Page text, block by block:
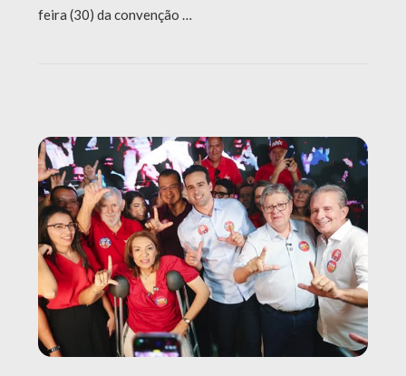
feira (30) da convenção …